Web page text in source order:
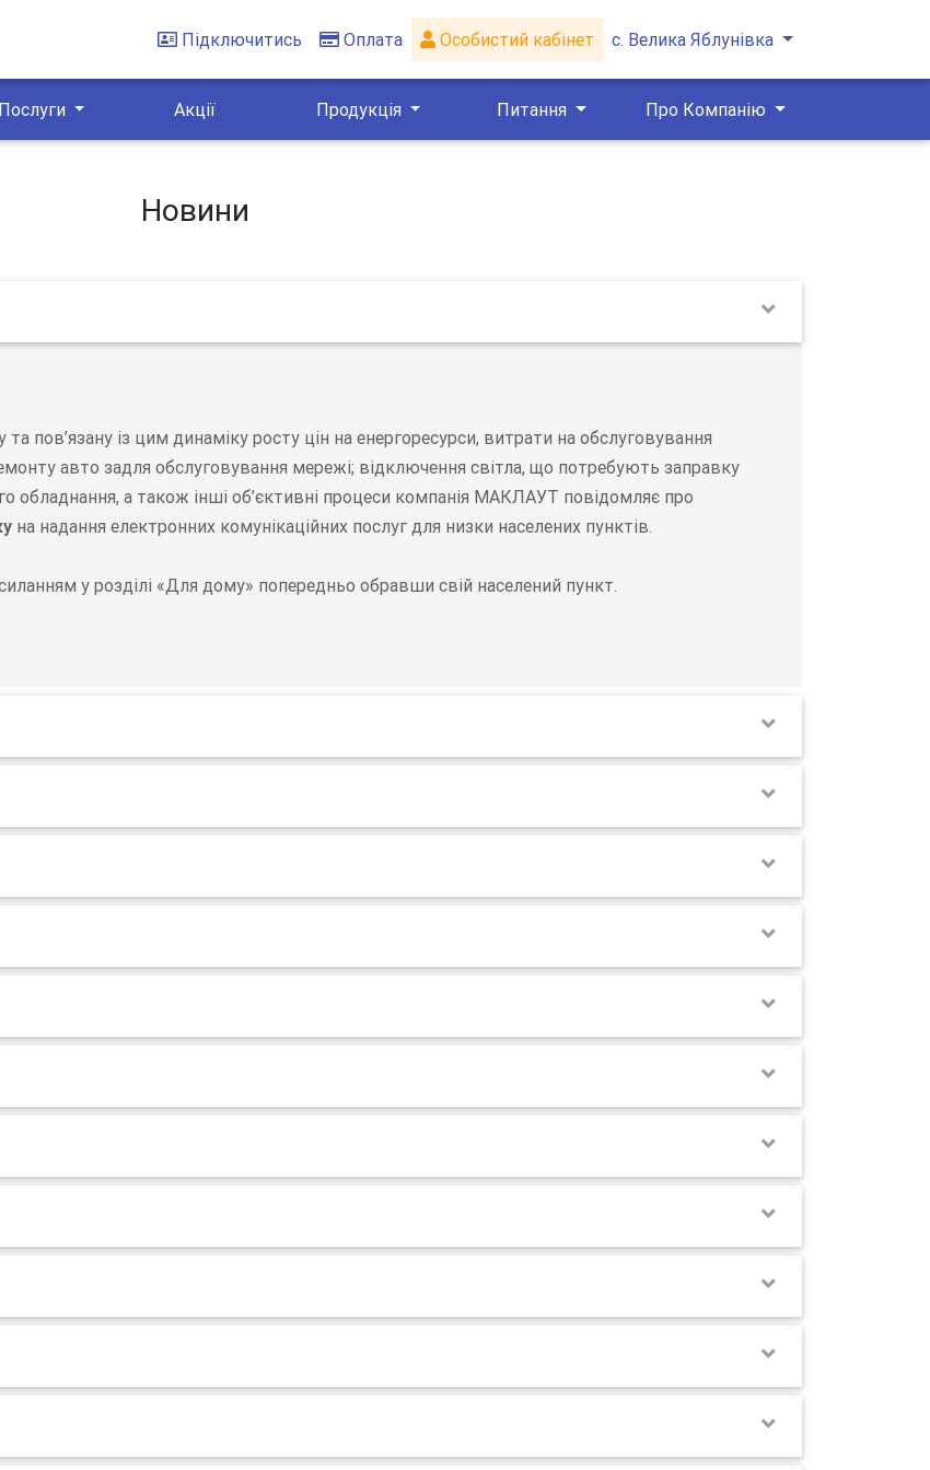
Підключитись Оплата Особистий кабінет с. Велика Яблунівка
Акції Продукція Питання Про Компанію
Новини
пов’язану із цим динаміку росту цін на енергоресурси, витрати на обслуговування
авто задля обслуговування мережі; відключення світла, що потребують заправку
обладнання, а також інші об’єктивні процеси компанія МАКЛАУТ повідомляє про
на надання електронних комунікаційних послуг для низки населених пунктів.
у розділі «Для дому» попередньо обравши свій населений пункт.